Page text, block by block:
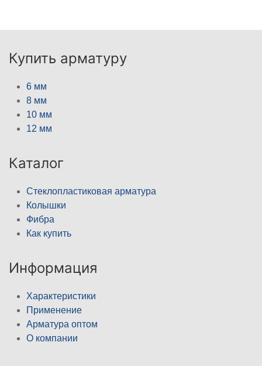
Купить арматуру
6 мм
8 мм
10 мм
12 мм
Каталог
Стеклопластиковая арматура
Колышки
Фибра
Как купить
Информация
Характеристики
Применение
Арматура оптом
О компании